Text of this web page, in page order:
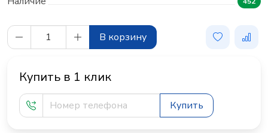
В корзину
Купить в 1 клик
Купить